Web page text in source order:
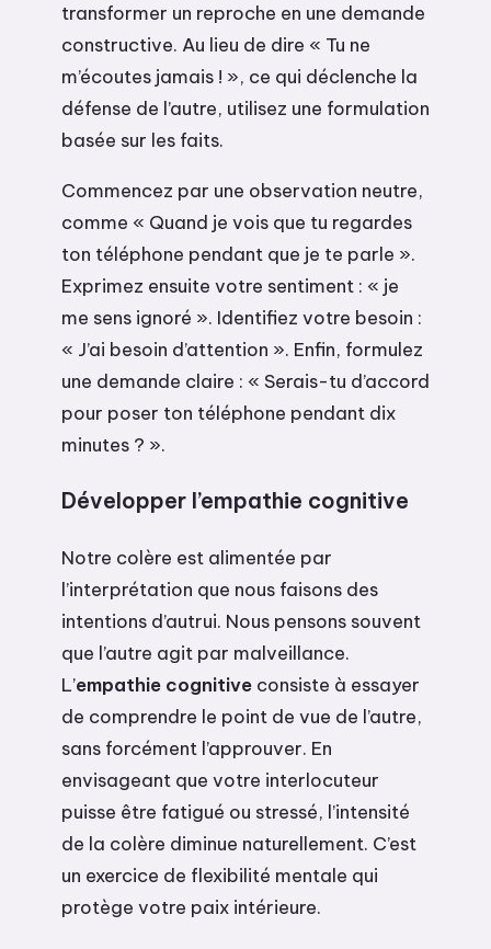
transformer un reproche en une demande
constructive. Au lieu de dire « Tu ne
m’écoutes jamais ! », ce qui déclenche la
défense de l’autre, utilisez une formulation
basée sur les faits.
Commencez par une observation neutre,
comme « Quand je vois que tu regardes
ton téléphone pendant que je te parle ».
Exprimez ensuite votre sentiment : « je
me sens ignoré ». Identifiez votre besoin :
« J’ai besoin d’attention ». Enfin, formulez
une demande claire : « Serais-tu d’accord
pour poser ton téléphone pendant dix
minutes ? ».
Développer l’empathie cognitive
Notre colère est alimentée par
l’interprétation que nous faisons des
intentions d’autrui. Nous pensons souvent
que l’autre agit par malveillance.
L’empathie cognitive consiste à essayer
de comprendre le point de vue de l’autre,
sans forcément l’approuver. En
envisageant que votre interlocuteur
puisse être fatigué ou stressé, l’intensité
de la colère diminue naturellement. C’est
un exercice de flexibilité mentale qui
protège votre paix intérieure.